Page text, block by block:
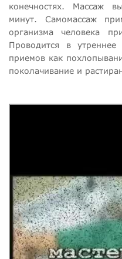
конечностях. Массаж
минут. Самомассаж
организма человека
Проводится в
приемов как
поколачивание и